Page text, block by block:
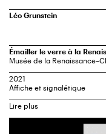
Léo Grunstein
Émailler le verre à la
Musée de la
2021
Affiche et signalétique
Identité visuelle et